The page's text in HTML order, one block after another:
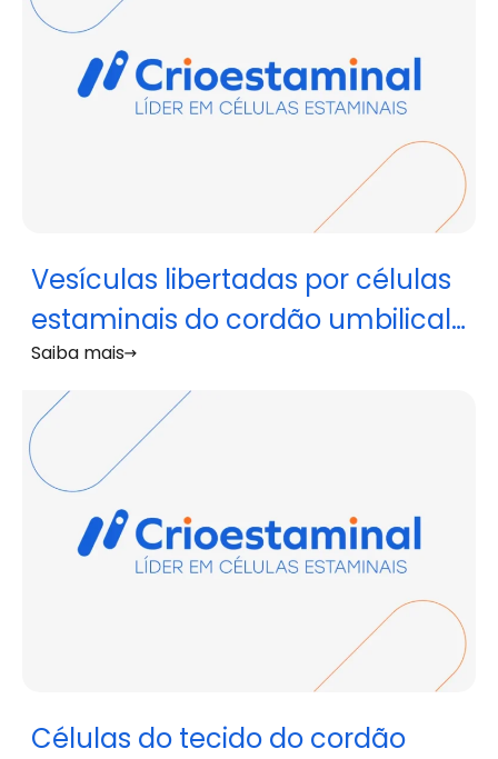
Vesículas libertadas por células
estaminais do cordão umbilical
evidenciam potencial para o
tratamento de pré-eclâmpsia
Saiba mais
Células do tecido do cordão